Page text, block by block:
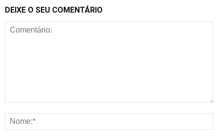
DEIXE O SEU COMENTÁRIO